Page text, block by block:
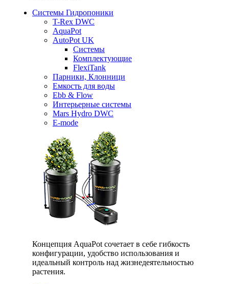
Системы Гидропоники
T-Rex DWC
AquaPot
AutoPot UK
Системы
Комплектующие
FlexiTank
Парники, Клонници
Емкость для воды
Ebb & Flow
Интерьерные системы
Mars Hydro DWC
E-mode
Концепция AquaPot сочетает в себе гибкость
конфигурации, удобство использования и
идеальный контроль над жизнедеятельностью
растения.